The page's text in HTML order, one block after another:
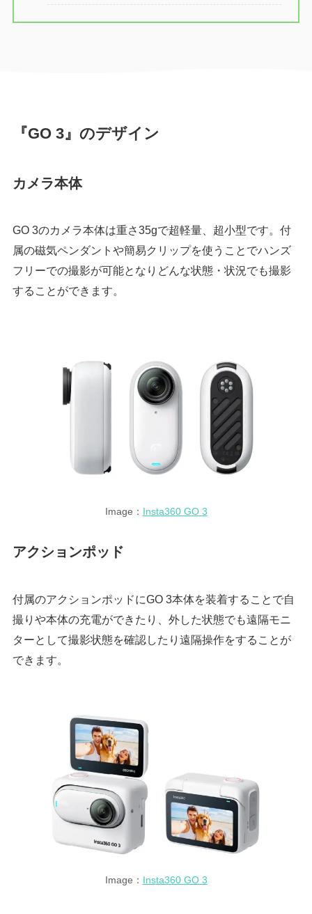
『GO 3』のデザイン
カメラ本体
GO 3のカメラ本体は重さ35gで超軽量、超小型です。付
属の磁気ペンダントや簡易クリップを使うことでハンズ
フリーでの撮影が可能となりどんな状態・状況でも撮影
することができます。
Image： Insta360 GO 3
アクションポッド
付属のアクションポッドにGO 3本体を装着することで自
撮りや本体の充電ができたり、外した状態でも遠隔モニ
ターとして撮影状態を確認したり遠隔操作をすることが
できます。
Image： Insta360 GO 3